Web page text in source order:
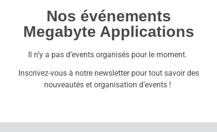
Nos événements
Megabyte Applications
Il n’y a pas d’events organisés pour le moment.
Inscrivez-vous à notre newsletter pour tout savoir des
nouveautés et organisation d’events !